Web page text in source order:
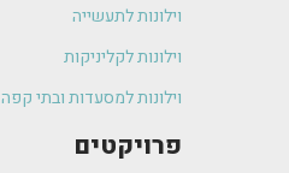
וילונות לתעשייה
וילונות לקליניקות
וילונות למסעדות ובתי קפה
פרויקטים